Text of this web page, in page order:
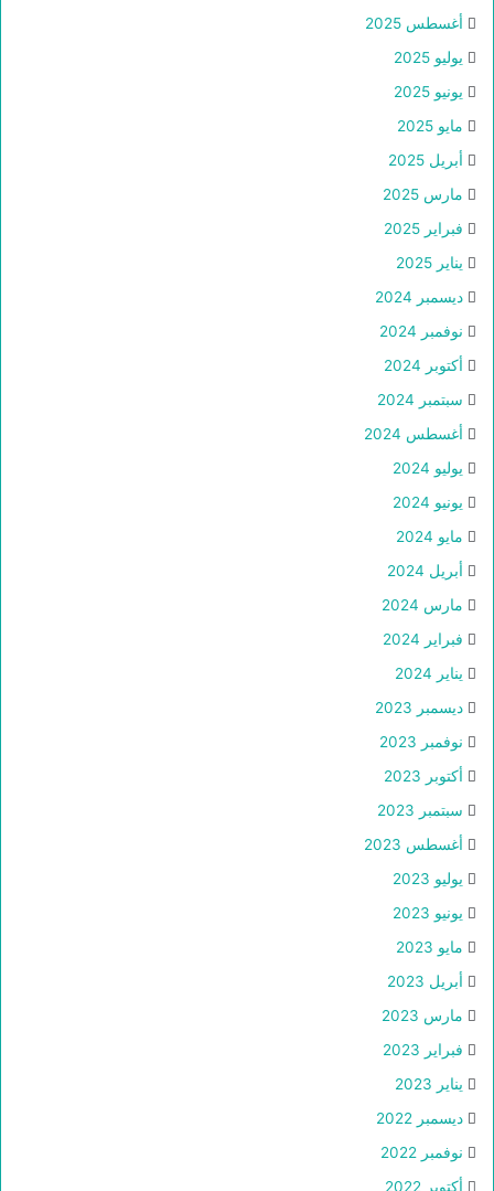
أغسطس 2025
يوليو 2025
يونيو 2025
مايو 2025
أبريل 2025
مارس 2025
فبراير 2025
يناير 2025
ديسمبر 2024
نوفمبر 2024
أكتوبر 2024
سبتمبر 2024
أغسطس 2024
يوليو 2024
يونيو 2024
مايو 2024
أبريل 2024
مارس 2024
فبراير 2024
يناير 2024
ديسمبر 2023
نوفمبر 2023
أكتوبر 2023
سبتمبر 2023
أغسطس 2023
يوليو 2023
يونيو 2023
مايو 2023
أبريل 2023
مارس 2023
فبراير 2023
يناير 2023
ديسمبر 2022
نوفمبر 2022
أكتوبر 2022